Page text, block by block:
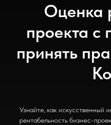
Оценка
проекта
принять
Узнайте, как искусственный
рентабельность бизнес-